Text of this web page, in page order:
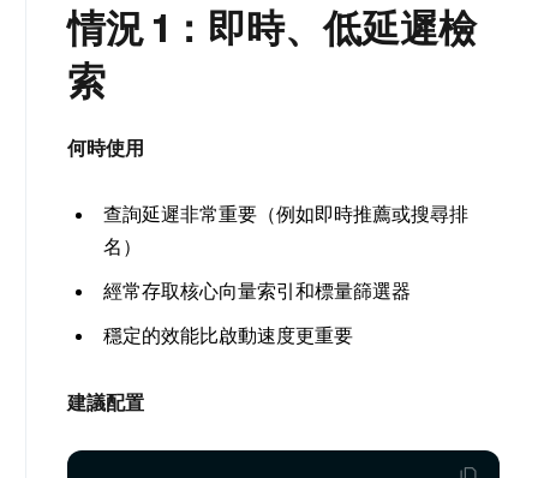
情況 1：即時、低延遲檢
索
何時使用
查詢延遲非常重要（例如即時推薦或搜尋排
名）
經常存取核心向量索引和標量篩選器
穩定的效能比啟動速度更重要
建議配置